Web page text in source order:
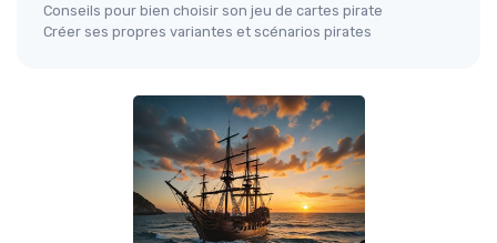
Conseils pour bien choisir son jeu de cartes pirate
Créer ses propres variantes et scénarios pirates